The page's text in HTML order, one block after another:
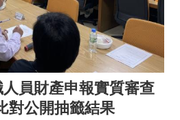
員財產申報實質審查
對公開抽籤結果